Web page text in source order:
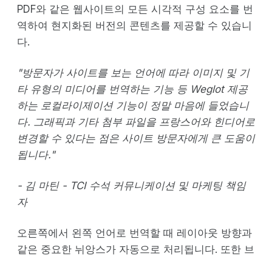
PDF와 같은 웹사이트의 모든 시각적 구성 요소를 번
역하여 현지화된 버전의 콘텐츠를 제공할 수 있습니
다.
"방문자가 사이트를 보는 언어에 따라 이미지 및 기
타 유형의 미디어를 번역하는 기능 등 Weglot 제공
하는 로컬라이제이션 기능이 정말 마음에 들었습니
다. 그래픽과 기타 첨부 파일을 프랑스어와 힌디어로
변경할 수 있다는 점은 사이트 방문자에게 큰 도움이
됩니다."
- 김 마틴 - TCI 수석 커뮤니케이션 및 마케팅 책임
자
오른쪽에서 왼쪽 언어로 번역할 때 레이아웃 방향과
같은 중요한 뉘앙스가 자동으로 처리됩니다. 또한 브